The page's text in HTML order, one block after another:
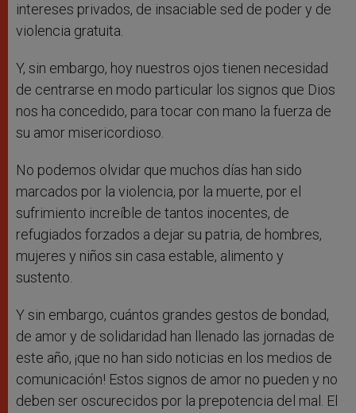
intereses privados, de insaciable sed de poder y de
violencia gratuita.
Y, sin embargo, hoy nuestros ojos tienen necesidad
de centrarse en modo particular los signos que Dios
nos ha concedido, para tocar con mano la fuerza de
su amor misericordioso.
No podemos olvidar que muchos días han sido
marcados por la violencia, por la muerte, por el
sufrimiento increíble de tantos inocentes, de
refugiados forzados a dejar su patria, de hombres,
mujeres y niños sin casa estable, alimento y
sustento.
Y sin embargo, cuántos grandes gestos de bondad,
de amor y de solidaridad han llenado las jornadas de
este año, ¡que no han sido noticias en los medios de
comunicación! Estos signos de amor no pueden y no
deben ser oscurecidos por la prepotencia del mal. El